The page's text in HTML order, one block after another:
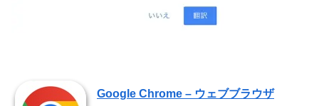
Google Chrome – ウェブブラウザ